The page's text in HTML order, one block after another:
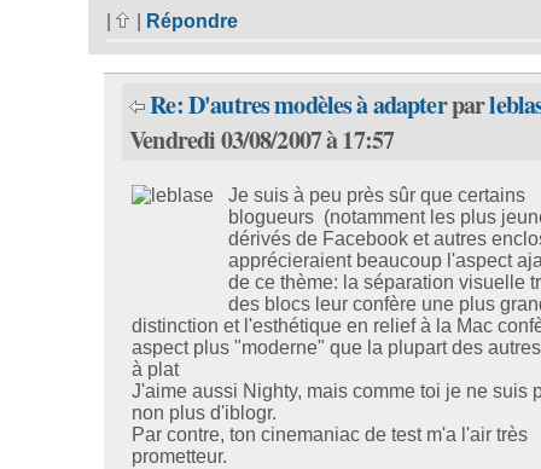
|
Répondre
Re: D'autres modèles à adapterpar
Vendredi 03/08/2007 à 17:57
Je suis à peu près sûr que certains
blogueurs (notamment les plus
dérivés de Facebook et autres
apprécieraient beaucoup l'aspect
de ce thème: la séparation visuelle
des blocs leur confère une plus
distinction et l'esthétique en relief à la Mac
aspect plus "moderne" que la plupart des
à plat
J'aime aussi Nighty, mais comme toi je ne suis
non plus d'iblogr.
Par contre, ton cinemaniac de test m'a l'air très
prometteur.